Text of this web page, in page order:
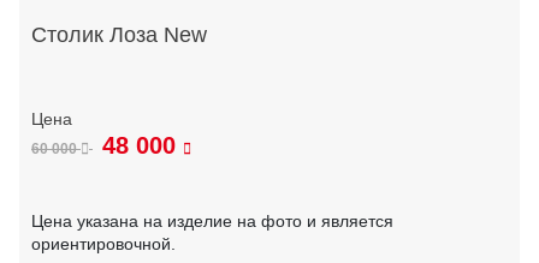
Столик Лоза New
60 000 48 000
Цена указана на изделие на фото и является
ориентировочной.